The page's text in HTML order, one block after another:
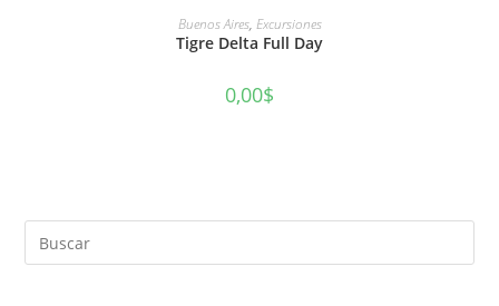
AÑADIR AL CARRITO
Buenos Aires, Excursiones
Tigre Delta Full Day
0,00$